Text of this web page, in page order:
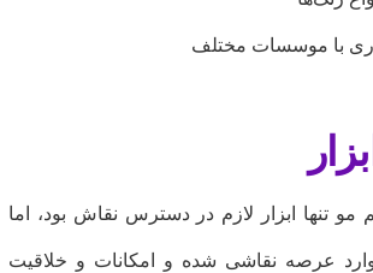
با موسسات مختلف
تنها ابزار لازم در دسترس نقاش بود، اما
عرصه نقاشی شده و امکانات و خلاقیت